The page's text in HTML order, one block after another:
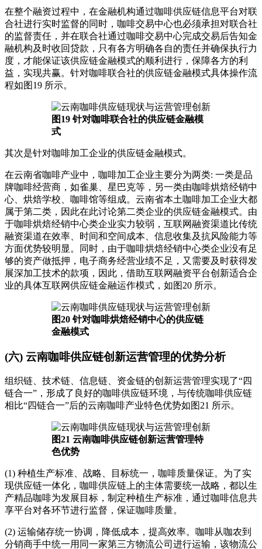
在整个融资过程中，在金融机构通过咖啡供应链信息平台对联
合社进行实时监督的同时，咖啡交易中心也必须承担对联合社
的监督责任，并在联合社通过咖啡交易中心完成交易后告知金
融机构及时收回贷款，只有各方明确各自的责任并确保执行力
度，才能保证该供应链金融模式的顺利进行，保障各方的利
益，实现共赢。针对咖啡联合社的供应链金融模式具体操作流
程如图19 所示。
图19 针对咖啡联合社的供应链金融模
式
其次是针对咖啡加工企业的供应链金融模式。
在云南省咖啡产业中，咖啡加工企业主要分为两类: 一类是品
牌咖啡经营商，如雀巢、星巴克等，另一类由咖啡烘焙经销中
心、烘焙学校、咖啡馆等组成。云南省本土咖啡加工企业大都
属于第二类，因此在此讨论第二类企业的供应链金融模式。由
于咖啡烘焙经销中心类企业实力较弱，互联网融资渠道比传统
融资渠道在效率、时间和空间成本、信息收集及抗风险能力等
方面优势较明显。同时，由于咖啡烘焙经销中心类企业没有足
够的资产做抵押，电子商务经营业绩不足，又需要及时获得发
展深加工技术的款项，因此，借助互联网融资平台创新适合企
业的具体互联网供应链金融运作模式，如图20 所示。
图20 针对咖啡烘焙经销中心的供应链
金融模式
(六) 云南咖啡供应链创新运营管理的优势分析
组织链、技术链、信息链、资金链的创新运营管理实现了“四
链合一”，形成了良好的咖啡供应链环境，与传统咖啡供应链
相比“四链合一”后的云南咖啡产业特色优势如图21 所示。
图21 云南咖啡供应链创新运营管理特
色优势
(1) 种植生产标准、战略、目标统一，咖啡质量保证。为了实
现供应链一体化，咖啡供应链上的主体需要统一战略，都以生
产精品咖啡为发展目标，制定种植生产标准，通过咖啡信息共
享平台对各环节进行监督，保证咖啡质量。
(2) 运输储存统一协调，降低成本，提高效率。咖啡从咖农到
分销商手中统一用同一家第三方物流公司进行运输，该物流公